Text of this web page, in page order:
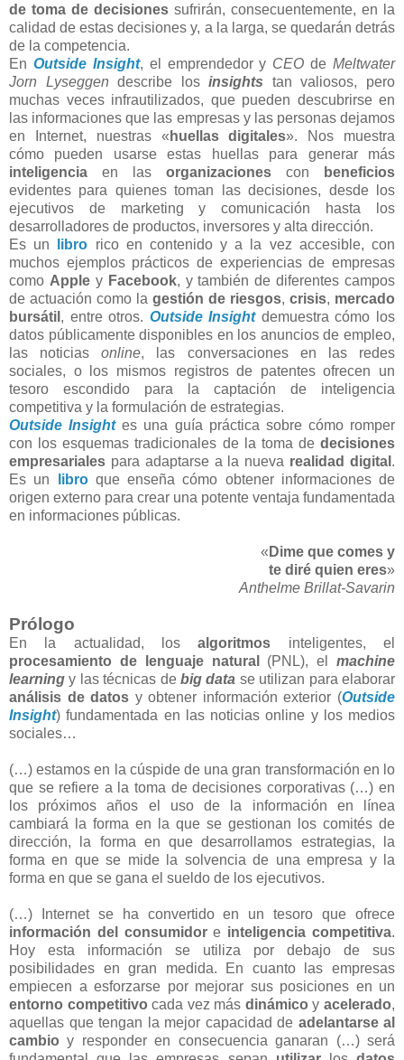
de toma de decisiones sufrirán, consecuentemente, en la
calidad de estas decisiones y, a la larga, se quedarán detrás
de la competencia.
En Outside Insight, el emprendedor y CEO de Meltwater
Jorn Lyseggen describe losinsights tan valiosos, pero
muchas veces infrautilizados, que pueden descubrirse en
las informaciones que las empresas y las personas dejamos
en Internet, nuestras « huellas digitales». Nos muestra
cómo pueden usarse estas huellas para generar más
inteligencia en las organizaciones con
beneficios
evidentes para quienes toman las decisiones, desde los
ejecutivos de marketing y comunicación hasta los
desarrolladores de productos, inversores y alta dirección.
Es un
libro rico en contenido y a la vez accesible, con
muchos ejemplos prácticos de experiencias de empresas
como Appley Facebook, y también de diferentes campos
de actuación como la gestión de riesgos, crisis, mercado
bursátil , entre otros. Outside Insightdemuestra cómo los
datos públicamente disponibles en los anuncios de empleo,
las noticiasonline, las conversaciones en las redes
sociales, o los mismos registros de patentes ofrecen un
tesoro escondido para la captación de inteligencia
competitiva y la formulación de estrategias.
Outside Insightes una guía práctica sobre cómo romper
con los esquemas tradicionales de la toma de decisiones
empresariales para adaptarse a la nueva realidad digital .
Es un
libroque enseña cómo obtener informaciones de
origen externo para crear una potente ventaja fundamentada
en informaciones públicas.
« Dime que comes y
te diré quien eres»
Anthelme Brillat-Savarin
Prólogo
En la actualidad, losalgoritmos inteligentes, el
procesamiento de
lenguaje natural (PNL), elmachine
learning y las técnicas de big data se utilizan para elaborar
análisis de datos y obtener información exterior (Outside
Insight) fundamentada en las noticias online y los medios
sociales…
(…) estamos en la cúspide de una gran transformación en lo
que se refiere a la toma de decisiones corporativas (…) en
los próximos años el uso de la información en línea
cambiará la forma en la que se gestionan los comités de
dirección, la forma en que desarrollamos estrategias, la
forma en que se mide la solvencia de una empresa y la
forma en que se gana el sueldo de los ejecutivos.
(…) Internet se ha convertido en un tesoro que ofrece
información del consumidore inteligencia competitiva.
Hoy esta información se utiliza por debajo de sus
posibilidades en gran medida. En cuanto las empresas
empiecen a esforzarse por mejorar sus posiciones en un
entorno competitivo cada vez más dinámico yacelerado,
aquellas que tengan la mejor capacidad de adelantarse al
cambio y responder en consecuencia ganaran (…) será